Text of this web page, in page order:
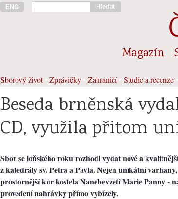
ENG Hledat
Magazín
Sborový život• Zprávičky Zahraničí• Studie a recenze
Beseda brněnská
CD, využila přitom
Sbor se loňského roku rozhodl vydat nové a
z katedrály sv. Petra a Pavla. Nejen unikátní
prostornější kůr kostela Nanebevzetí Marie Panny -
provedení nahrávky přímo vybízely.